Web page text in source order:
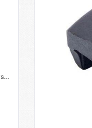
Kleinteile/Reparatursätze